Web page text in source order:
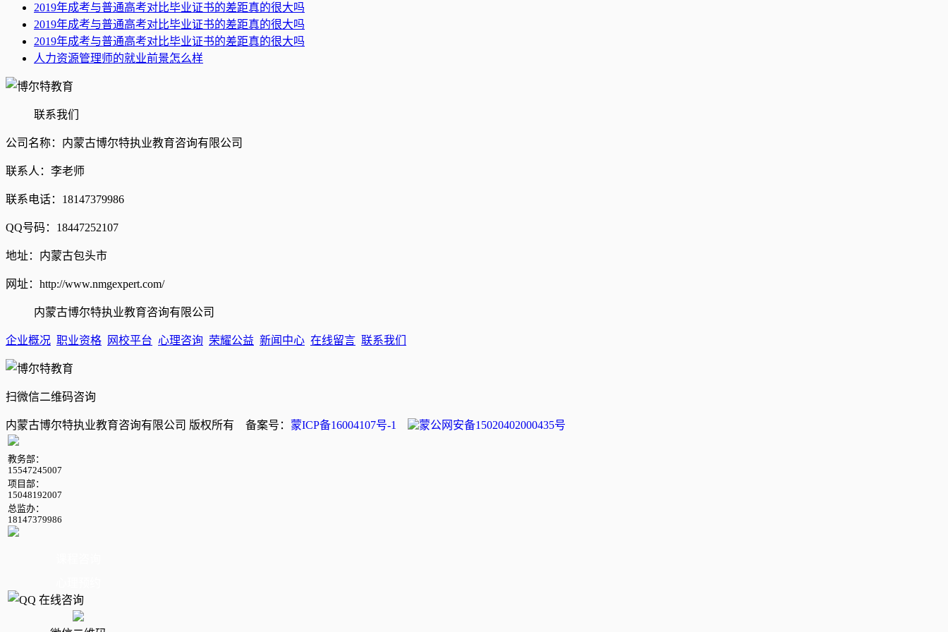
2019年成考与普通高考对比毕业证书的差距真的很大吗
2019年成考与普通高考对比毕业证书的差距真的很大吗
2019年成考与普通高考对比毕业证书的差距真的很大吗
人力资源管理师的就业前景怎么样
联系我们
公司名称：内蒙古博尔特执业教育咨询有限公司
联系人：李老师
联系电话：18147379986
QQ号码：18447252107
地址：内蒙古包头市
网址：http://www.nmgexpert.com/
内蒙古博尔特执业教育咨询有限公司
企业概况 职业资格 网校平台 心理咨询 荣耀公益 新闻中心 在线留言 联系我们
扫微信二维码咨询
内蒙古博尔特执业教育咨询有限公司 版权所有 备案号： 蒙ICP备16004107号-1 蒙公网安备15020402000435号
教务部：
15547245007
项目部：
15048192007
总监办：
18147379986